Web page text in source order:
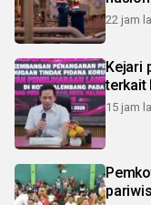
22 jam
Kejari
terkait
15 jam